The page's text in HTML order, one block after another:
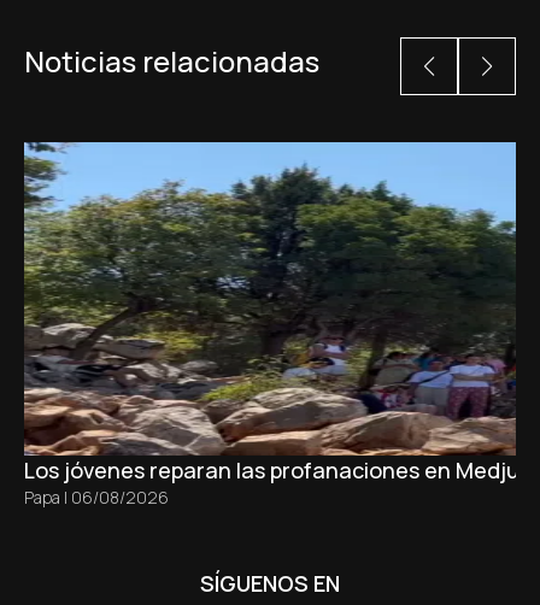
Noticias relacionadas
Los jóvenes reparan las profanaciones en
Papa | 06/08/2026
SÍGUENOS EN